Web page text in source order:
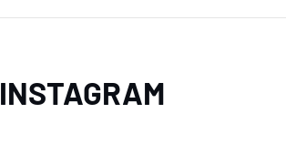
INSTAGRAM